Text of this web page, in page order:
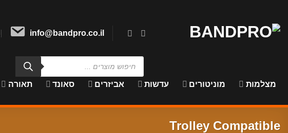
content
info@bandpro.co.il
Products
search
מצלמות מוניטורים עדשות אביזרים סאונד תאורה
Trolley Compatible